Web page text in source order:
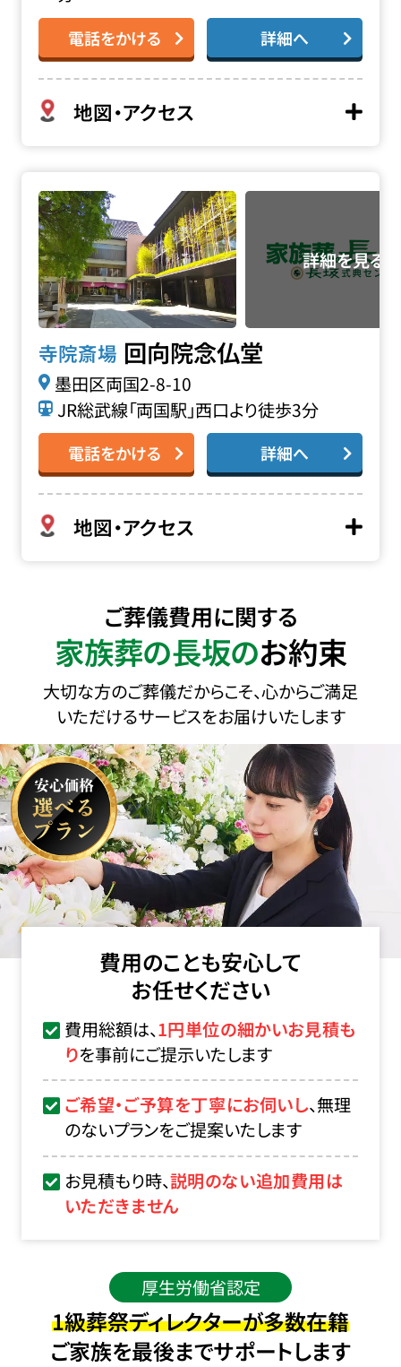
電話をかける 詳細へ
地図・アクセス
寺院斎場 回向院念仏堂
墨田区両国2-8-10
JR総武線「両国駅」西口より徒歩3分
電話をかける 詳細へ
地図・アクセス
回向院 念仏堂の詳細へ
ご葬儀費用に関する
家族葬の長坂のお約束
大切な方のご葬儀だからこそ、心からご満足
いただけるサービスをお届けいたします
費用のことも安心して
お任せください
費用総額は、1円単位の細かいお見積も
りを事前にご提示いたします
ご希望・ご予算を丁寧にお伺いし、無理
のないプランをご提案いたします
お見積もり時、説明のない追加費用は
いただきません
厚生労働省認定
1級葬祭ディレクターが多数在籍
ご家族を最後までサポートします